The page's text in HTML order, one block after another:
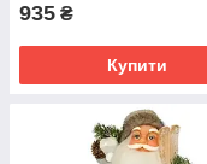
935 ₴
Купити